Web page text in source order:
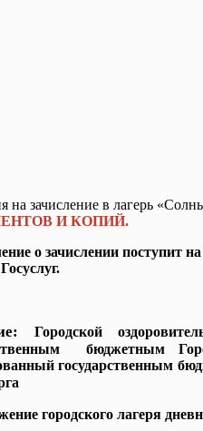
на зачисление в лагерь
И КОПИЙ.
о зачислении поступит
Городской
бюджетным
государственным
городского лагеря